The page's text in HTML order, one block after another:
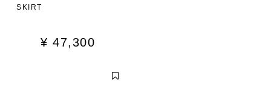
SKIRT
¥ 47,300